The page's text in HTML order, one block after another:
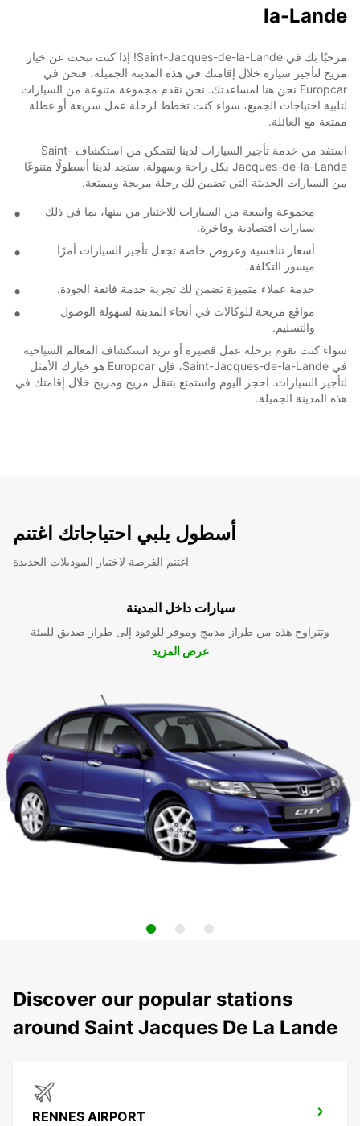
la-Lande
مرحبًا بك في Saint-Jacques-de-la-Lande! إذا كنت تبحث عن خيار
مريح لتأجير سيارة خلال إقامتك في هذه المدينة الجميلة، فنحن في
Europcar نحن هنا لمساعدتك. نحن نقدم مجموعة متنوعة من السيارات
لتلبية احتياجات الجميع، سواء كنت تخطط لرحلة عمل سريعة أو عطلة
ممتعة مع العائلة.
استفد من خدمة تأجير السيارات لدينا لتتمكن من استكشاف Saint-
Jacques-de-la-Lande بكل راحة وسهولة. ستجد لدينا أسطولًا متنوعًا
من السيارات الحديثة التي تضمن لك رحلة مريحة وممتعة.
مجموعة واسعة من السيارات للاختيار من بينها، بما في ذلك
سيارات اقتصادية وفاخرة.
أسعار تنافسية وعروض خاصة تجعل تأجير السيارات أمرًا
ميسور التكلفة.
خدمة عملاء متميزة تضمن لك تجربة خدمة فائقة الجودة.
مواقع مريحة للوكالات في أنحاء المدينة لسهولة الوصول
والتسليم.
سواء كنت تقوم برحلة عمل قصيرة أو تريد استكشاف المعالم السياحية
في Saint-Jacques-de-la-Lande، فإن Europcar هو خيارك الأمثل
لتأجير السيارات. احجز اليوم واستمتع بتنقل مريح ومريح خلال إقامتك في
هذه المدينة الجميلة.
أسطول يلبي احتياجاتك اغتنم
اغتنم الفرصة لاختبار الموديلات الجديدة
سيارات داخل المدينة
وتتراوح هذه من طراز مدمج وموفر للوقود إلى طراز صديق للبيئة
عرض المزيد
Discover our popular stations
around Saint Jacques De La Lande
RENNES AIRPORT